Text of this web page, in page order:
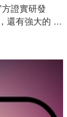
證實研發
還有強大的 AI